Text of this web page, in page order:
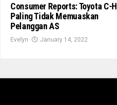
Consumer Reports: Toyota C-
Paling Tidak Memuaskan
Pelanggan AS
Evelyn January 14, 2022